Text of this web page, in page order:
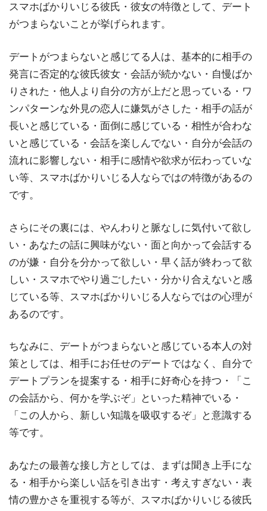
スマホばかりいじる彼氏・彼女の特徴として、デート
がつまらないことが挙げられます。
デートがつまらないと感じてる人は、基本的に相手の
発言に否定的な彼氏彼女・会話が続かない・自慢ばか
りされた・他人より自分の方が上だと思っている・ワ
ンパターンな外見の恋人に嫌気がさした・相手の話が
長いと感じている・面倒に感じている・相性が合わな
いと感じている・会話を楽しんでない・自分が会話の
流れに影響しない・相手に感情や欲求が伝わっていな
い等、スマホばかりいじる人ならではの特徴があるの
です。
さらにその裏には、やんわりと脈なしに気付いて欲し
い・あなたの話に興味がない・面と向かって会話する
のが嫌・自分を分かって欲しい・早く話が終わって欲
しい・スマホでやり過ごしたい・分かり合えないと感
じている等、スマホばかりいじる人ならではの心理が
あるのです。
ちなみに、デートがつまらないと感じている本人の対
策としては、相手にお任せのデートではなく、自分で
デートプランを提案する・相手に好奇心を持つ・「こ
の会話から、何かを学ぶぞ」といった精神でいる・
「この人から、新しい知識を吸収するぞ」と意識する
等です。
あなたの最善な接し方としては、まずは聞き上手にな
る・相手から楽しい話を引き出す・考えすぎない・表
情の豊かさを重視する等が、スマホばかりいじる彼氏